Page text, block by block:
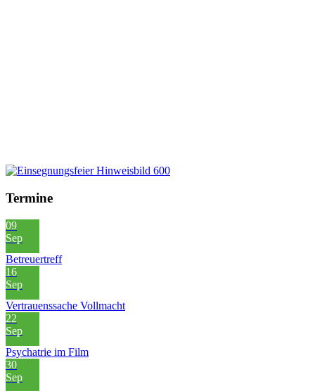
Termine
09
Sep
Betreuertreff
16
Sep
Vertrauenssache Vollmacht
22
Sep
Psychatrie im Film
30
Sep